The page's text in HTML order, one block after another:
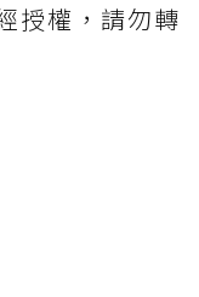
授權，請勿轉